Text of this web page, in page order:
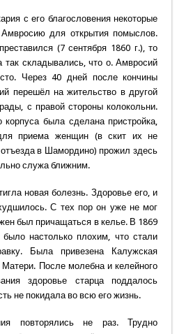
с его благословения некоторые
для открытия помыслов.
(7 сентября 1860 г.), то
так складывались, что о. Амвросий
Через 40 дней после кончины
перешёл на жительство в другой
с правой стороны колокольни.
корпуса была сделана пристройка,
приема женщин (в скит их не
в Шамордино) прожил здесь
служа ближним.
новая болезнь. Здоровье его, и
С тех пор он уже не мог
был причащаться в келье. В 1869
было настолько плохим, что стали
Была привезена Калужская
После молебна и келейного
здоровье старца поддалось
не покидала во всю его жизнь.
повторялись не раз. Трудно